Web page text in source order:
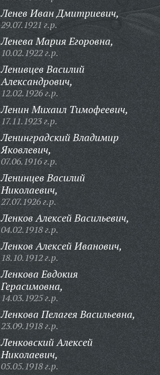
Ленев Иван Дмитриевич,
29.07.1921 г.р.
Ленева Мария Егоровна,
10.02.1922 г.р.
Ленивцев Василий
Александрович,
12.02.1926 г.р.
Ленин Михаил Тимофеевич,
17.11.1923 г.р.
Ленинградский Владимир
Яковлевич,
07.06.1916 г.р.
Ленинцев Василий
Николаевич,
27.07.1926 г.р.
Ленков Алексей Васильевич,
04.02.1918 г.р.
Ленков Алексей Иванович,
18.10.1912 г.р.
Ленкова Евдокия
Герасимовна,
14.03.1925 г.р.
Ленкова Пелагея Васильевна,
23.09.1918 г.р.
Ленковский Алексей
Николаевич,
05.05.1918 г.р.